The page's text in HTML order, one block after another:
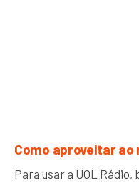
Como aproveitar ao
Para usar a UOL